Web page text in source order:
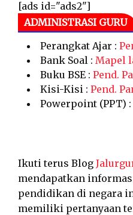
[ads id="ads2"]
ADMINISTRASI GURU
Perangkat Ajar :
Bank Soal : Mapel
Buku BSE : Pend.
Kisi-Kisi : Pend.
Powerpoint (PPT) :
Ikuti terus Blog
mendapatkan
pendidikan di negara
memiliki pertanyaan